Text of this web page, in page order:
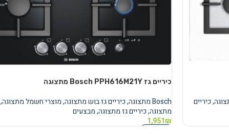
,כיריים
כיריים גז Bosch PPH616M21Y מתצוגה
Bosch מתצוגה ,כיריים גז בוש מתצוגה,מוצרי חשמל מתצוגה,
מתצוגה,כיריים גז מתצוגה,מבצעים
1,951₪
מידע נוסף